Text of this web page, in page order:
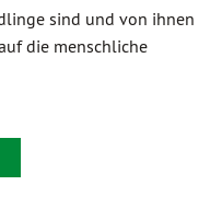
sind und von ihnen
die menschliche